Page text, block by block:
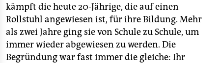
kämpft die heute 20-Jährige, die auf einen
Rollstuhl angewiesen ist, für ihre Bildung. Mehr
als zwei Jahre ging sie von Schule zu Schule, um
immer wieder abgewiesen zu werden. Die
Begründung war fast immer die gleiche: Ihr